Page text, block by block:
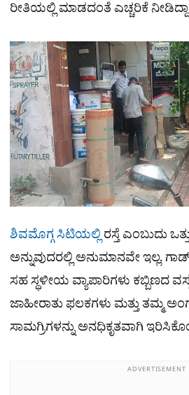
ರೀತಿಯಲ್ಲಿ ಮಾಡದಂತೆ ಎಚ್ಚರಿಕೆ
ಶಿವಮೊಗ್ಗ ಸಿಟಿಯಲ್ಲಿರಸ್ತೆ ಎಂಬುದು
ಅನ್ನುವುದರಲ್ಲಿ ಅನುಮಾನವೇ ಇಲ್ಲ.
ಸಹ ಸ್ಥಳೀಯ ವ್ಯಾಪಾರಿಗಳು ಕಬ್ಬಿಣದ
ಜಾಹೀರಾತು ಫಲಕಗಳು ಮತ್ತು ತಮ್ಮ
ಸಾಮಗ್ರಿಗಳನ್ನು ಅನಧಿಕೃತವಾಗಿ
ADVERTISEMENT